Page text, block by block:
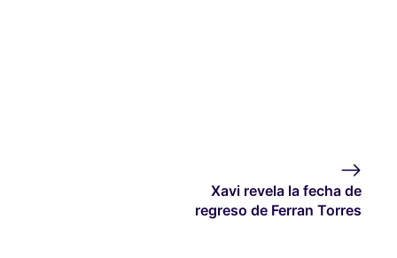
Xavi revela la fecha de
regreso de Ferran Torres